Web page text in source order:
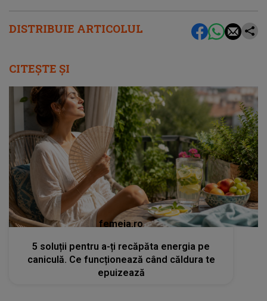
DISTRIBUIE ARTICOLUL
CITEȘTE ȘI
femeia.ro
5 soluții pentru a-ți recăpăta energia pe
caniculă. Ce funcționează când căldura te
epuizează